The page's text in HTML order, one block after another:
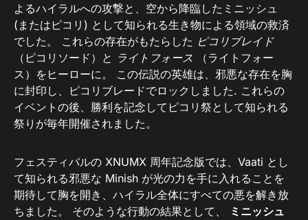
よるハイラルへの攻撃と、空から降臨したミニッシュ
(またはピコリ) として知られる生き物による領域の救済
でした。 これらの存在がもたらした ピコリブレイド
（ピコリソード）と ライトフォース （ライトフォー
ス）をヒーローに。 この伝説の英雄は、邪悪な存在を胸
に封印し、ピコリブレードでロックしました. これらの
イベントの後、勝利を記念してピコリ祭として知られる
祭りが毎年開催されました。
フェスティバルの XNUMX 周年記念版では、Vaati とし
て知られる邪悪な Minish が光の力を手に入れることを
期待して胸を開き、ハイラル全体にすべての悪を解き放
ちました。 そのような行動の結果として、
ミニッシュ